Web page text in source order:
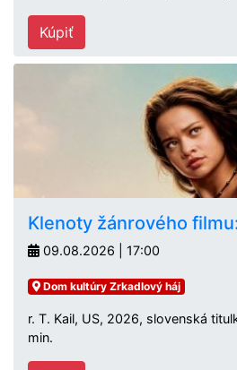
Kúpiť
Klenoty žánrového
09.08.2026 | 17:00
Dom kultúry Zrkadlový háj
r. T. Kail, US, 2026, slovenská
min.